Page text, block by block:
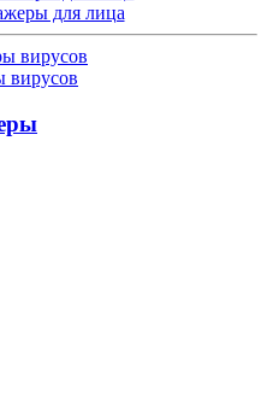
для лица
вирусов